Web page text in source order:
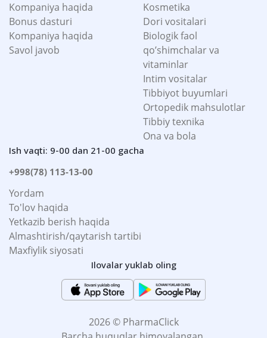
Kompaniya haqida
Bonus dasturi
Kompaniya haqida
Savol javob
Kosmetika
Dori vositalari
Biologik faol
qo’shimchalar va
vitaminlar
Intim vositalar
Tibbiyot buyumlari
Ortopedik mahsulotlar
Tibbiy texnika
Ona va bola
Ish vaqti: 9-00 dan 21-00 gacha
+998(78) 113-13-00
Yordam
To'lov haqida
Yetkazib berish haqida
Almashtirish/qaytarish tartibi
Maxfiylik siyosati
Ilovalar yuklab oling
2026 © PharmaClick